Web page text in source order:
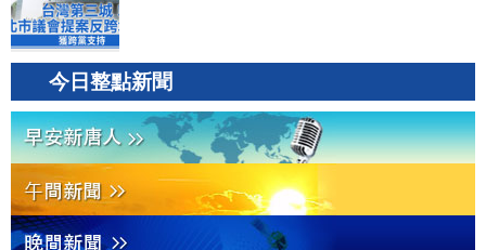
今日整點新聞